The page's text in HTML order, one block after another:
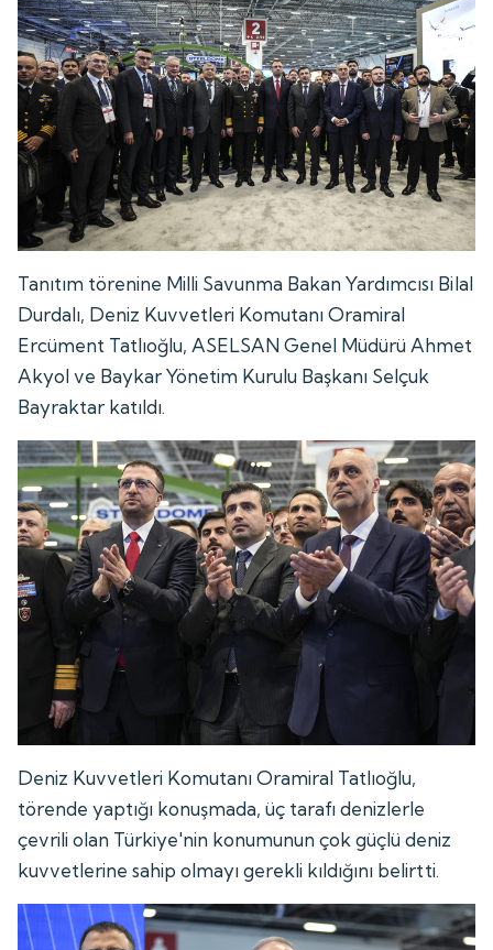
Tanıtım törenine Milli Savunma Bakan Yardımcısı Bilal
Durdalı, Deniz Kuvvetleri Komutanı Oramiral
Ercüment Tatlıoğlu, ASELSAN Genel Müdürü Ahmet
Akyol ve Baykar Yönetim Kurulu Başkanı Selçuk
Bayraktar katıldı.
Deniz Kuvvetleri Komutanı Oramiral Tatlıoğlu,
törende yaptığı konuşmada, üç tarafı denizlerle
çevrili olan Türkiye'nin konumunun çok güçlü deniz
kuvvetlerine sahip olmayı gerekli kıldığını belirtti.